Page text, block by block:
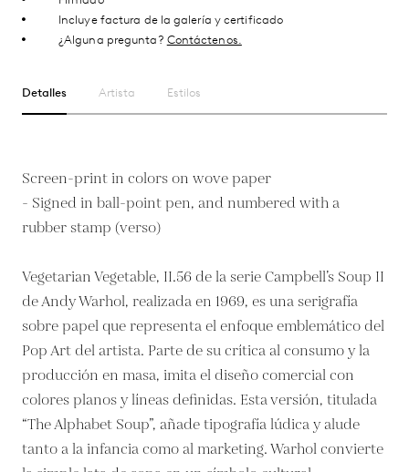
Incluye factura de la galería y certificado
¿Alguna pregunta? Contáctenos.
Detalles Artista Estilos
Screen-print in colors on wove paper
- Signed in ball-point pen, and numbered with a
rubber stamp (verso)
Vegetarian Vegetable, II.56 de la serie Campbell’s Soup II
de Andy Warhol, realizada en 1969, es una serigrafía
sobre papel que representa el enfoque emblemático del
Pop Art del artista. Parte de su crítica al consumo y la
producción en masa, imita el diseño comercial con
colores planos y líneas definidas. Esta versión, titulada
“The Alphabet Soup”, añade tipografía lúdica y alude
tanto a la infancia como al marketing. Warhol convierte